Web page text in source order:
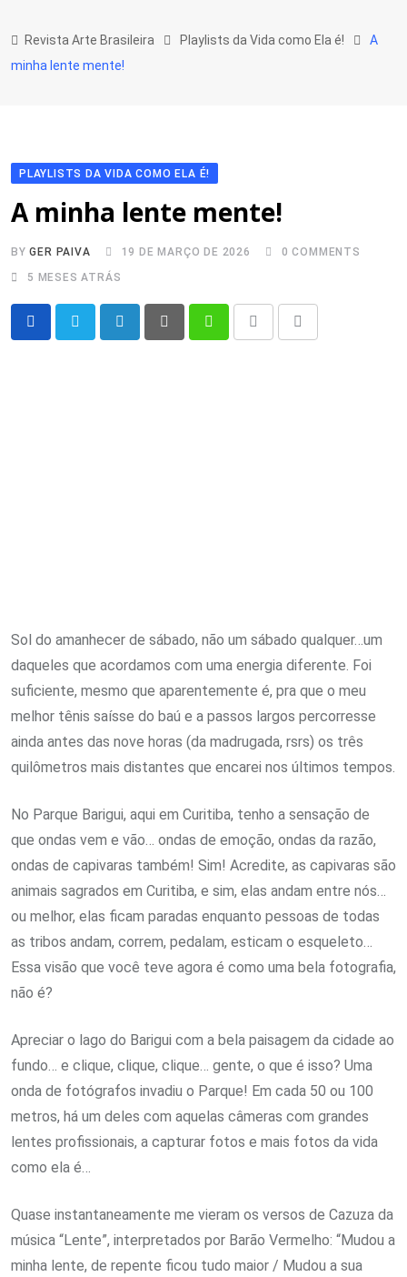
to
content
Revista Arte Brasileira Playlists da Vida como Ela é!
A
minha lente mente!
PLAYLISTS DA VIDA COMO ELA É!
A minha lente mente!
BYGER PAIVA 19 DE MARÇO DE 2026 0 COMMENTS
5 MESES ATRÁS
Sol do amanhecer de sábado, não um sábado qualquer…um
daqueles que acordamos com uma energia diferente. Foi
suficiente, mesmo que aparentemente é, pra que o meu
melhor tênis saísse do baú e a passos largos percorresse
ainda antes das nove horas (da madrugada, rsrs) os três
quilômetros mais distantes que encarei nos últimos tempos.
No Parque Barigui, aqui em Curitiba, tenho a sensação de
que ondas vem e vão… ondas de emoção, ondas da razão,
ondas de capivaras também! Sim! Acredite, as capivaras são
animais sagrados em Curitiba, e sim, elas andam entre nós…
ou melhor, elas ficam paradas enquanto pessoas de todas
as tribos andam, correm, pedalam, esticam o esqueleto…
Essa visão que você teve agora é como uma bela fotografia,
não é?
Apreciar o lago do Barigui com a bela paisagem da cidade ao
fundo… e clique, clique, clique… gente, o que é isso? Uma
onda de fotógrafos invadiu o Parque! Em cada 50 ou 100
metros, há um deles com aquelas câmeras com grandes
lentes profissionais, a capturar fotos e mais fotos da vida
como ela é…
Quase instantaneamente me vieram os versos de Cazuza da
música “Lente”, interpretados por Barão Vermelho: “Mudou a
minha lente, de repente ficou tudo maior / Mudou a sua